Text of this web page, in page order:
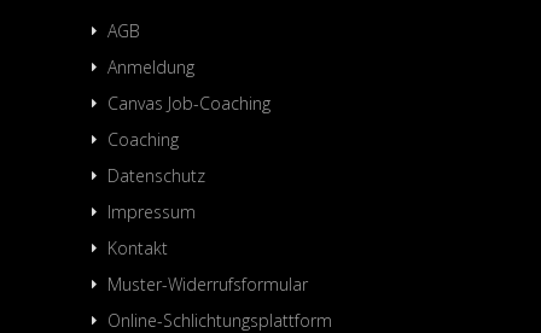
AGB
Anmeldung
Canvas Job-Coaching
Coaching
Datenschutz
Impressum
Kontakt
Muster-Widerrufsformular
Online-Schlichtungsplattform